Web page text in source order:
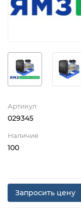
Артикул
029345
Наличие
100
Запросить цену